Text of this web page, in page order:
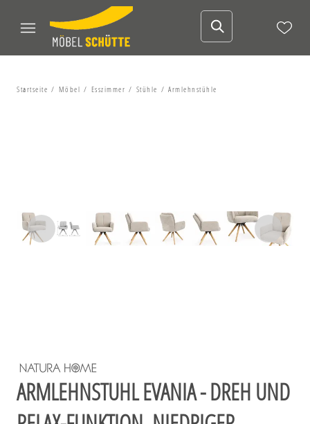
Startseite Möbel Esszimmer Stühle Armlehnstühle
ARMLEHNSTUHL EVANIA - DREH UND